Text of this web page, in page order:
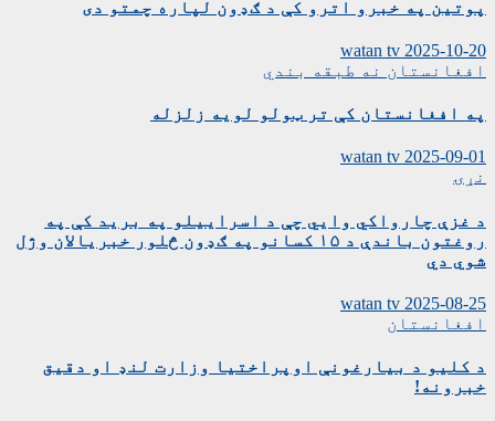
پوتین په خبرو اترو کې د ګډون لپاره چمتو دی
2025-10-20
watan tv
افغانستان نه طبقه بندي
په افغانستان کې تر ټولو لویه زلزله
2025-09-01
watan tv
نړۍ
د غزې چارواکي وايي چې د اسراییلو په برید کې په
روغتون باندې د ۱۵ کسانو په ګډون څلور خبریالان وژل
شوي دي
2025-08-25
watan tv
افغانستان
د کلیو د بیارغونې اوپراختیا وزارت لنډ او دقیق
خبرونه!